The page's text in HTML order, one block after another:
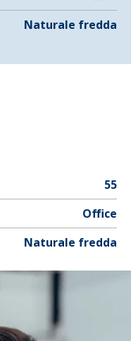
Naturale fredda
55
Office
Naturale fredda